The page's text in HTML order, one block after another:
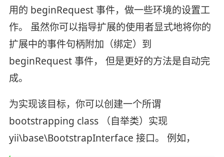
用的 beginRequest 事件，做一些环境的设置工
作。 虽然你可以指导扩展的使用者显式地将你的
扩展中的事件句柄附加（绑定）到
beginRequest 事件， 但是更好的方法是自动完
成。
为实现该目标，你可以创建一个所谓
bootstrapping class （自举类）实现
yii\base\BootstrapInterface 接口。 例如，